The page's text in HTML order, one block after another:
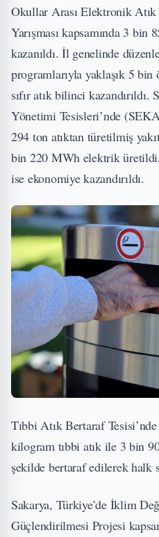
Okullar Arası Elektronik
Yarışması kapsamında 3 bin
kazanıldı. İl genelinde
programlarıyla yaklaşık 5
sıfır atık bilinci
Yönetimi Tesisleri’nde
294 ton atıktan türetilmiş
bin 220 MWh elektrik
ise ekonomiye kazandırıldı.
Tıbbi Atık Bertaraf
kilogram tıbbi atık ile 3 bin
şekilde bertaraf edilerek halk
Sakarya, Türkiye’de İklim
Güçlendirilmesi Projesi